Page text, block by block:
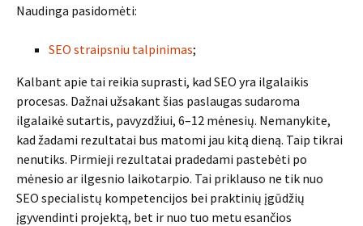
Naudinga pasidomėti:
SEO straipsniu talpinimas;
Kalbant apie tai reikia suprasti, kad SEO yra ilgalaikis
procesas. Dažnai užsakant šias paslaugas sudaroma
ilgalaikė sutartis, pavyzdžiui, 6–12 mėnesių. Nemanykite,
kad žadami rezultatai bus matomi jau kitą dieną. Taip tikrai
nenutiks. Pirmieji rezultatai pradedami pastebėti po
mėnesio ar ilgesnio laikotarpio. Tai priklauso ne tik nuo
SEO specialistų kompetencijos bei praktinių įgūdžių
įgyvendinti projektą, bet ir nuo tuo metu esančios